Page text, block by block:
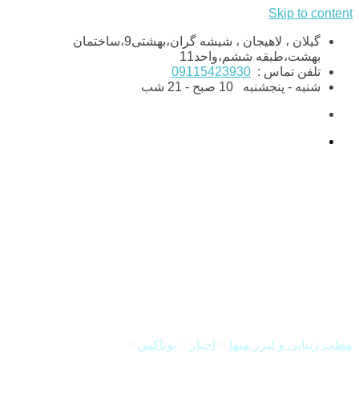
Skip to content
گیلان ، لاهیجان ، شیشه گران،بهشتی9،ساختمان
بهشت،طبقه ششم،واحد11
تلفن تماس : 09115423930
شنبه - پنجشنبه
مطب زیبایی و لیزر میها اخبار بوتاکس